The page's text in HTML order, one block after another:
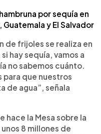
por sequía en
y El Salvador
de frijoles se realiza en
hay sequía, vamos a
no sabemos cuánto.
para que nuestros
de agua”, señala
hace la Mesa sobre la
8 millones de